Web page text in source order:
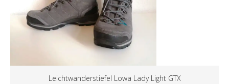
Leichtwanderstiefel Lowa Lady Light GTX